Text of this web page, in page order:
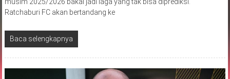
Ratchaburi FC akan bertandang ke
Baca selengkapnya